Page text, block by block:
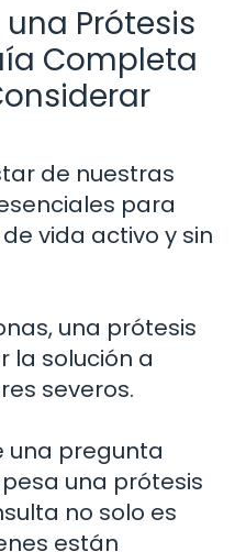
Prótesis
Completa
de nuestras
para
vida activo y sin
una prótesis
la solución a
severos.
una pregunta
una prótesis
no solo es
están